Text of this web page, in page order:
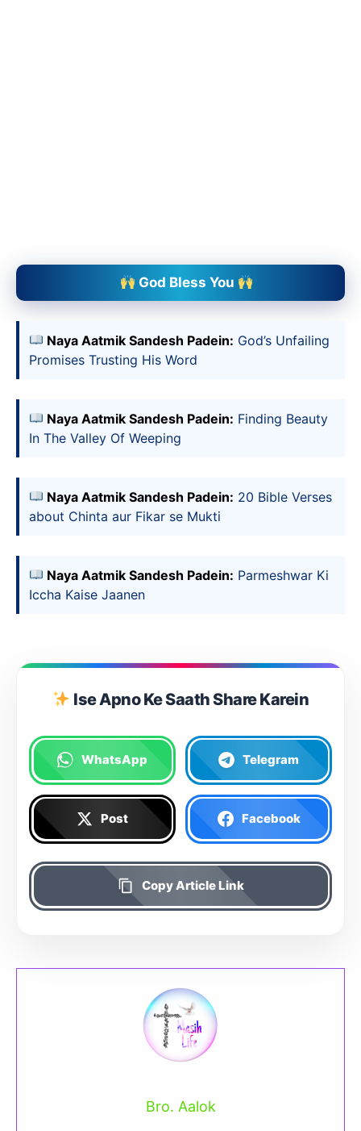
God Bless You
Naya Aatmik Sandesh Padein: God’s Unfailing
Promises Trusting His Word
Naya Aatmik Sandesh Padein: Finding Beauty
In The Valley Of Weeping
Naya Aatmik Sandesh Padein: 20 Bible Verses
about Chinta aur Fikar se Mukti
Naya Aatmik Sandesh Padein: Parmeshwar Ki
Iccha Kaise Jaanen
Ise Apno Ke Saath Share Karein
WhatsApp Telegram
Post Facebook
Copy Article Link
Bro. Aalok